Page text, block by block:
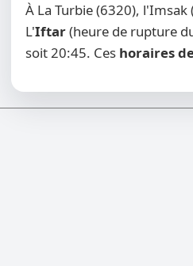
À La Turbie (6320), l'Imsak
L'Iftar(heure de rupture
soit 20:45. Ces horaires